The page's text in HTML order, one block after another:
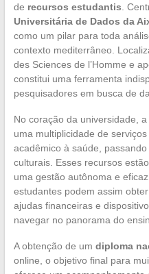
de recursos estudantis .
Universitária de Dados da
como um pilar para toda
contexto mediterrâneo.
des Sciences de l’Homme e
constitui uma ferramenta
pesquisadores em busca de
No coração da universidade, a
uma multiplicidade de
acadêmico à saúde,
culturais. Esses recursos
uma gestão autônoma e
estudantes podem assim
ajudas financeiras e
navegar no panorama do
A obtenção de um diploma
online, o objetivo final para